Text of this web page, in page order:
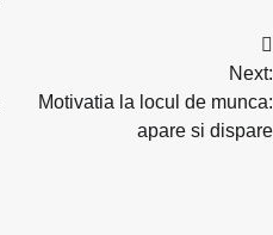
Next:
Motivatia la locul de munca:
apare si dispare